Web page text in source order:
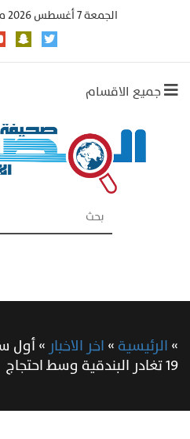
الجمعة 7 أغسطس 2026 م || 22 صفر 1448هـ ||
جميع الاقسام
»الرئيسية»اخر الاخبار »
19 تغادر البندقية وسط احتجاج